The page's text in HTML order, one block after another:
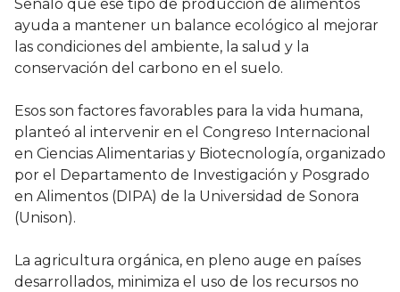
Señaló que ese tipo de producción de alimentos
ayuda a mantener un balance ecológico al mejorar
las condiciones del ambiente, la salud y la
conservación del carbono en el suelo.
Esos son factores favorables para la vida humana,
planteó al intervenir en el Congreso Internacional
en Ciencias Alimentarias y Biotecnología, organizado
por el Departamento de Investigación y Posgrado
en Alimentos (DIPA) de la Universidad de Sonora
(Unison).
La agricultura orgánica, en pleno auge en países
desarrollados, minimiza el uso de los recursos no